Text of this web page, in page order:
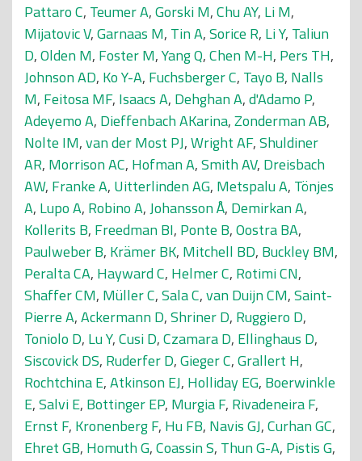
Pattaro C, Teumer A,Gorski M,Chu AY, Li M,
Mijatovic V,Garnaas M, Tin A,Sorice R, Li Y, Taliun
D,Olden M, Foster M,Yang Q,Chen M-H, Pers TH,
Johnson AD, Ko Y-A, Fuchsberger C, Tayo B, Nalls
M, Feitosa MF, Isaacs A, Dehghan A,d'Adamo P,
Adeyemo A, Dieffenbach AKarina,Zonderman AB,
Nolte IM,van der Most PJ,Wright AF,Shuldiner
AR, Morrison AC, Hofman A,Smith AV, Dreisbach
AW, Franke A, Uitterlinden AG, Metspalu A, Tönjes
A, Lupo A, Robino A,Johansson Å, Demirkan A,
Kollerits B, Freedman BI, Ponte B,Oostra BA,
Paulweber B, Krämer BK, Mitchell BD, Buckley BM,
Peralta CA, Hayward C, Helmer C, Rotimi CN,
Shaffer CM, Müller C,Sala C,van Duijn CM,Saint-
Pierre A,Ackermann D,Shriner D, Ruggiero D,
Toniolo D, Lu Y,Cusi D,Czamara D, Ellinghaus D,
Siscovick DS, Ruderfer D,Gieger C,Grallert H,
Rochtchina E,Atkinson EJ, Holliday EG, Boerwinkle
E,Salvi E, Bottinger EP, Murgia F, Rivadeneira F,
Ernst F, Kronenberg F, Hu FB, Navis GJ,Curhan GC,
Ehret GB, Homuth G,Coassin S, Thun G-A, Pistis G,